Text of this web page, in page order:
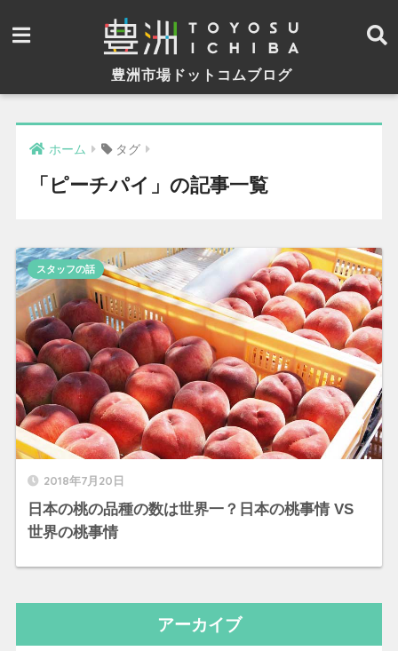
豊洲市場ドットコムブログ
ホーム タグ
「ピーチパイ」の記事一覧
2018年7月20日
日本の桃の品種の数は世界一？日本の桃事情 VS
世界の桃事情
スタッフの話
アーカイブ